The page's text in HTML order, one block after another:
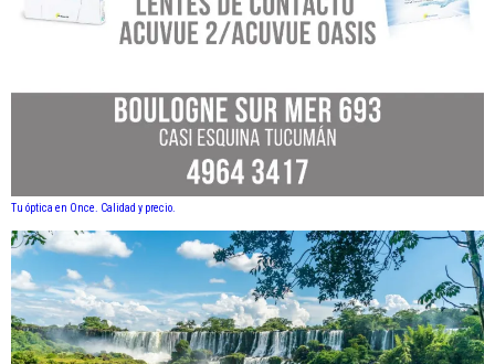
Tu óptica en Once. Calidad y precio.